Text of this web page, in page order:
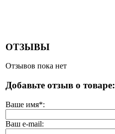
ОТЗЫВЫ
Отзывов пока нет
Добавьте отзыв о товаре:
Ваше имя*:
Ваш e-mail: